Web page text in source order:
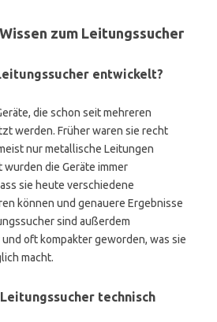
zum Leitungssucher
entwickelt?
die schon seit mehreren
werden. Früher waren sie recht
nur metallische Leitungen
die Geräte immer
sie heute verschiedene
können und genauere Ergebnisse
sind außerdem
oft kompakter geworden, was sie
macht.
technisch